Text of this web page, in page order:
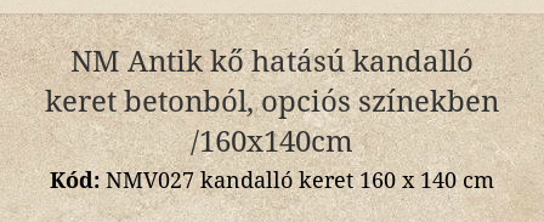
NM Antik kő hatású kandalló
keret betonból, opciós színekben
/160x140cm
Kód: NMV027 kandalló keret 160 x 140 cm